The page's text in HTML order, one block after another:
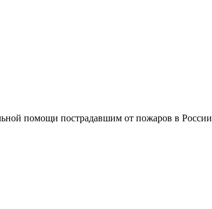
помощи пострадавшим от пожаров в России